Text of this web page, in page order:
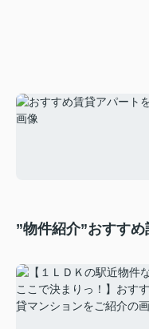
”物件紹介”おすすめ